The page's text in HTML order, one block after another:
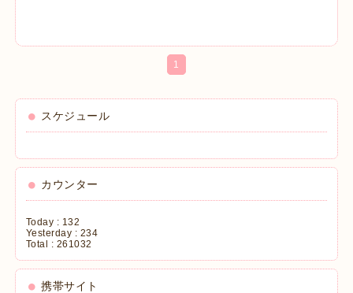
1
スケジュール
カウンター
Today : 132
Yesterday : 234
Total : 261032
携帯サイト